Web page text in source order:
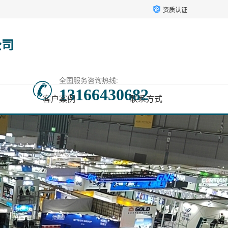
资质认证
全国服务咨询热线:
13166430682
客户案例 联系方式